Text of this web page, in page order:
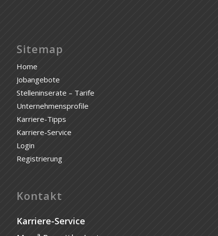
Sitemap
Home
Jobangebote
Stelleninserate – Tarife
Unternehmensprofile
Karriere-Tipps
Karriere-Service
Login
Registrierung
Kontakt
Karriere-Service